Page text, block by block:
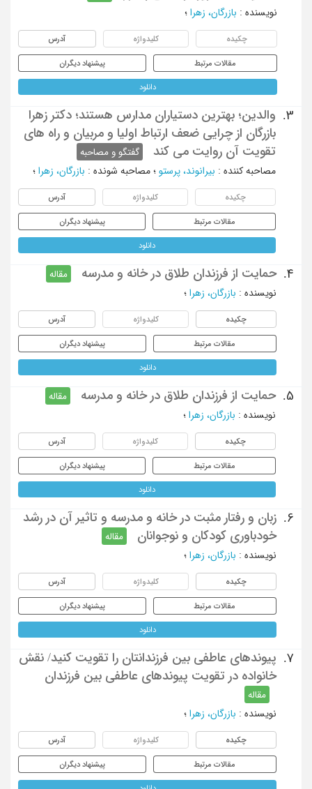
نویسنده : بازرگان، زهرا ؛
چکیده کلیدواژه آدرس
مقالات مرتبط پیشنهاد دیگران
دانلود
3.
والدین؛ بهترین دستیاران مدارس هستند؛ دکتر زهرا
بازرگان از چرایی ضعف ارتباط اولیا و مربیان و راه های
تقویت آن روایت می کند
گفتگو و مصاحبه
مصاحبه کننده : بیرانوند، پرستو ؛ مصاحبه شونده : بازرگان، زهرا ؛
چکیده کلیدواژه آدرس
مقالات مرتبط پیشنهاد دیگران
دانلود
4. حمایت از فرزندان طلاق در خانه و مدرسه
مقاله
نویسنده : بازرگان، زهرا ؛
چکیده کلیدواژه آدرس
مقالات مرتبط پیشنهاد دیگران
دانلود
5. حمایت از فرزندان طلاق در خانه و مدرسه
مقاله
نویسنده : بازرگان، زهرا ؛
چکیده کلیدواژه آدرس
مقالات مرتبط پیشنهاد دیگران
دانلود
6.
زبان و رفتار مثبت در خانه و مدرسه و تاثیر آن در رشد
خودباوری کودکان و نوجوانان
مقاله
نویسنده : بازرگان، زهرا ؛
چکیده کلیدواژه آدرس
مقالات مرتبط پیشنهاد دیگران
دانلود
7.
پیوندهای عاطفی بین فرزندانتان را تقویت کنید/ نقش
خانواده در تقویت پیوندهای عاطفی بین فرزندان
مقاله
نویسنده : بازرگان، زهرا ؛
چکیده کلیدواژه آدرس
مقالات مرتبط پیشنهاد دیگران